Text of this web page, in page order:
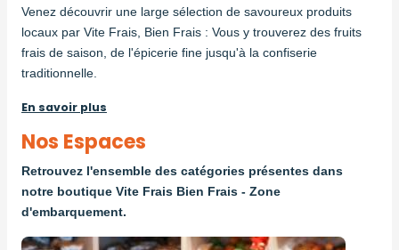
Description
Venez découvrir une large sélection de savoureux produits
locaux par Vite Frais, Bien Frais : Vous y trouverez des fruits
frais de saison, de l'épicerie fine jusqu'à la confiserie
traditionnelle.
En savoir plus
Nos Espaces
Retrouvez l'ensemble des catégories présentes dans
notre boutique Vite Frais Bien Frais - Zone
d'embarquement.